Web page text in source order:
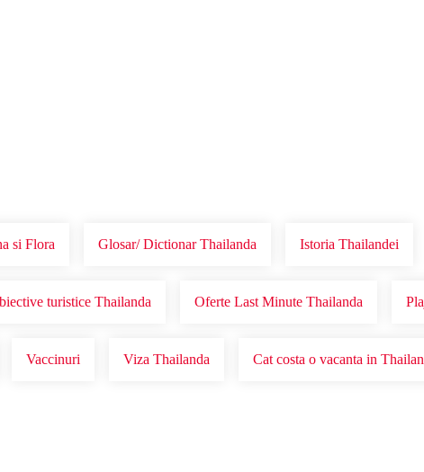
si Flora Glosar/ Dictionar Thailanda Istoria Thailandei
turistice Thailanda Oferte Last Minute Thailanda
Vaccinuri Viza Thailanda Cat costa o vacanta in